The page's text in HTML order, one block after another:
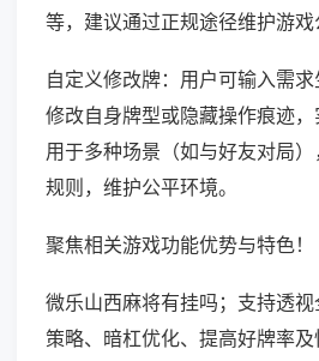
等，建议通过正规途径维护游戏
自定义修改牌：用户可输入需求
修改自身牌型或隐藏操作痕迹，
用于多种场景（如与好友对局
规则，维护公平环境。
聚焦相关游戏功能优势与特色！
微乐山西麻将有挂吗；支持透
策略、暗杠优化、提高好牌率